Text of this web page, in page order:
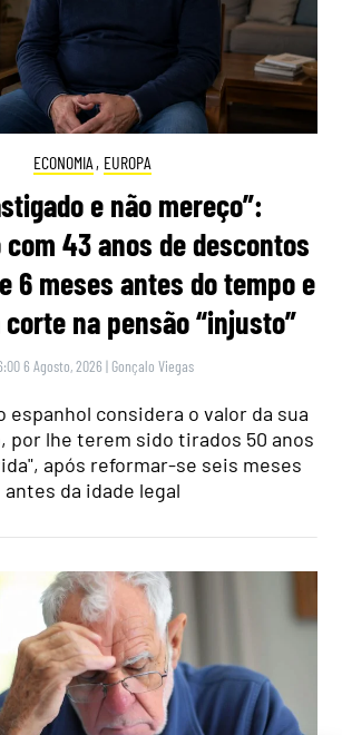
ECONOMIA , EUROPA
e não mereço”:
43 anos de descontos
6 meses antes do tempo e
na pensão “injusto”
6 Agosto, 2026 | Gonçalo Viegas
espanhol considera o valor da sua
por lhe terem sido tirados 50 anos
após reformar-se seis meses
antes da idade legal